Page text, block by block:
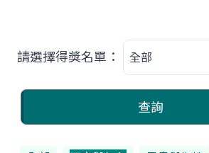
請選擇得獎名單：
查詢